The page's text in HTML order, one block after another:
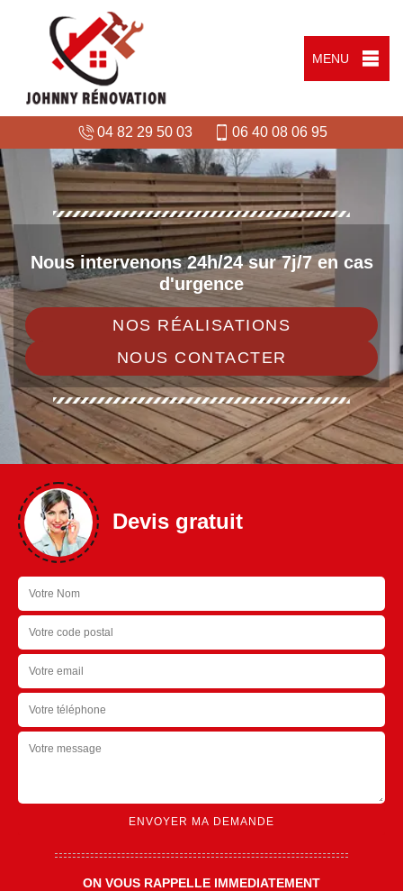
MENU
04 82 29 50 03 06 40 08 06 95
Nous intervenons 24h/24 sur 7j/7 en cas
d'urgence
NOS RÉALISATIONS
NOUS CONTACTER
Devis gratuit
ON VOUS RAPPELLE IMMEDIATEMENT